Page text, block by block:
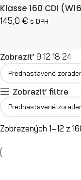
Klasse 160 CDI
145,0 € s DPH
Zobraziť 9 1218 24
Zobraziť filtre
Zobrazených 1–12 z